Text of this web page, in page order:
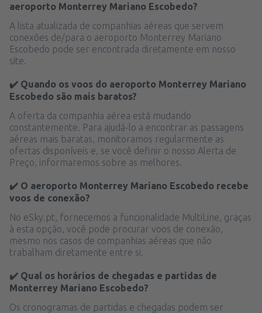
aeroporto Monterrey Mariano Escobedo?
A lista atualizada de companhias aéreas que servem
conexões de/para o aeroporto Monterrey Mariano
Escobedo pode ser encontrada diretamente em nosso
site.
✔️ Quando os voos do aeroporto Monterrey Mariano
Escobedo são mais baratos?
A oferta da companhia aérea está mudando
constantemente. Para ajudá-lo a encontrar as passagens
aéreas mais baratas, monitoramos regularmente as
ofertas disponíveis e, se você definir o nosso Alerta de
Preço, informaremos sobre as melhores.
✔️ O aeroporto Monterrey Mariano Escobedo recebe
voos de conexão?
No eSky.pt, fornecemos a funcionalidade MultiLine, graças
à esta opção, você pode procurar voos de conexão,
mesmo nos casos de companhias aéreas que não
trabalham diretamente entre si.
✔️ Qual os horários de chegadas e partidas de
Monterrey Mariano Escobedo?
Os cronogramas de partidas e chegadas podem ser